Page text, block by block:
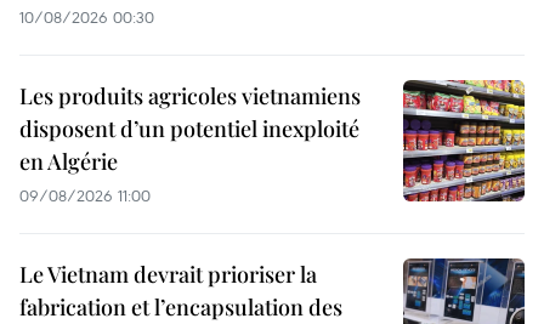
10/08/2026 00:30
Les produits agricoles vietnamiens
disposent d’un potentiel inexploité
en Algérie
09/08/2026 11:00
Le Vietnam devrait prioriser la
fabrication et l’encapsulation des